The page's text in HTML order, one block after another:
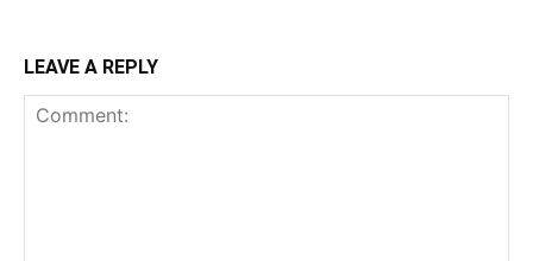
LEAVE A REPLY